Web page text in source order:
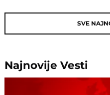
SVE
NajnovijeVesti